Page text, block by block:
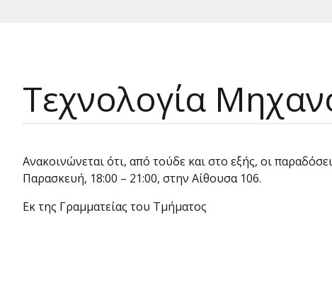
Τεχνολογία
Ανακοινώνεται ότι, από τούδε και στο εξής, οι
Παρασκευή, 18:00 – 21:00, στην Αίθουσα 106.
Εκ της Γραμματείας του Τμήματος